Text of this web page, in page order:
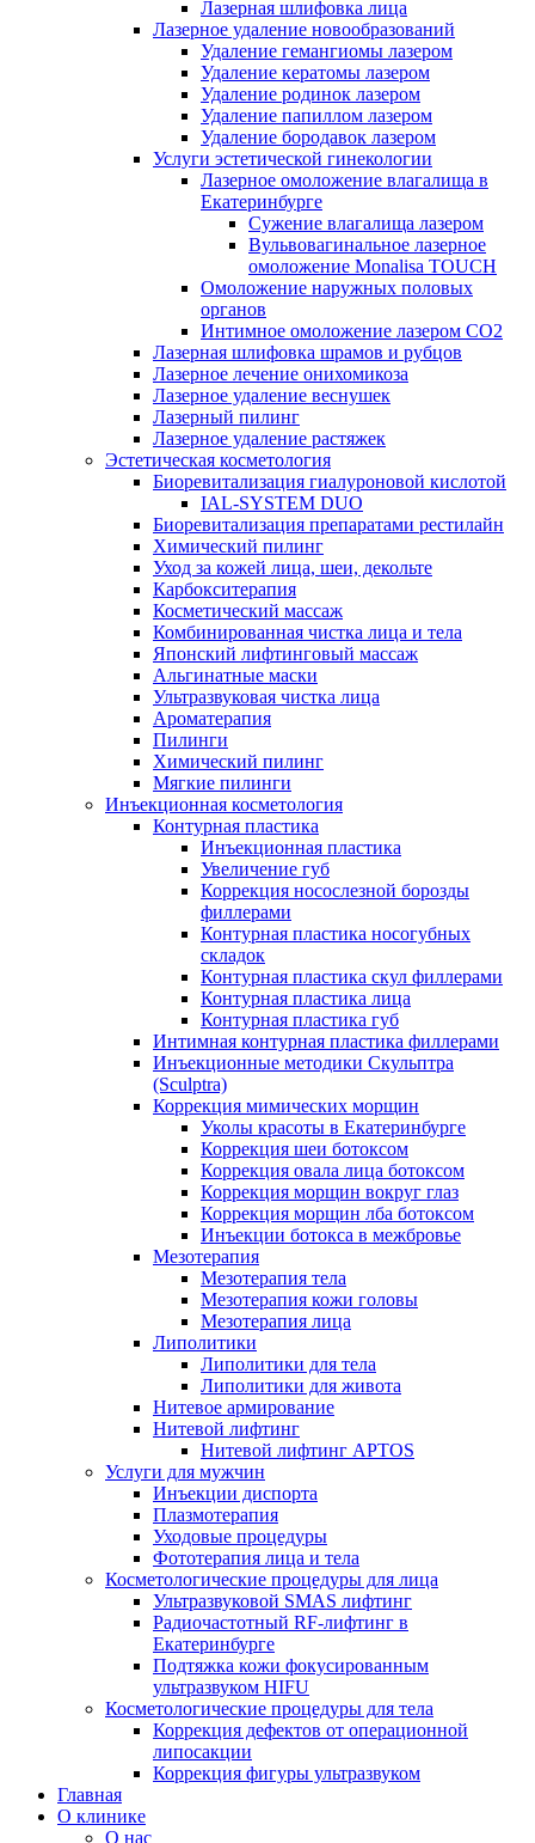
Лазерная шлифовка лица
Лазерное удаление новообразований
Удаление гемангиомы лазером
Удаление кератомы лазером
Удаление родинок лазером
Удаление папиллом лазером
Удаление бородавок лазером
Услуги эстетической гинекологии
Лазерное омоложение влагалища в
Екатеринбурге
Cужение влагалища лазером
Вульвовагинальное лазерное
омоложение Monalisa TOUCH
Омоложение наружных половых
органов
Интимное омоложение лазером СО2
Лазерная шлифовка шрамов и рубцов
Лазерное лечение онихомикоза
Лазерное удаление веснушек
Лазерный пилинг
Лазерное удаление растяжек
Эстетическая косметология
Биоревитализация гиалуроновой кислотой
IAL-SYSTEM DUO
Биоревитализация препаратами рестилайн
Химический пилинг
Уход за кожей лица, шеи, декольте
Карбокситерапия
Косметический массаж
Комбинированная чистка лица и тела
Японский лифтинговый массаж
Альгинатные маски
Ультразвуковая чистка лица
Ароматерапия
Пилинги
Химический пилинг
Мягкие пилинги
Инъекционная косметология
Контурная пластика
Инъекционная пластика
Увеличение губ
Коррекция носослезной борозды
филлерами
Контурная пластика носогубных
складок
Контурная пластика скул филлерами
Контурная пластика лица
Контурная пластика губ
Интимная контурная пластика филлерами
Инъекционные методики Скульптра
(Sculptra)
Коррекция мимических морщин
Уколы красоты в Екатеринбурге
Коррекция шеи ботоксом
Коррекция овала лица ботоксом
Коррекция морщин вокруг глаз
Коррекция морщин лба ботоксом
Инъекции ботокса в межбровье
Мезотерапия
Мезотерапия тела
Мезотерапия кожи головы
Мезотерапия лица
Липолитики
Липолитики для тела
Липолитики для живота
Нитевое армирование
Нитевой лифтинг
Нитевой лифтинг APTOS
Услуги для мужчин
Инъекции диспорта
Плазмотерапия
Уходовые процедуры
Фототерапия лица и тела
Косметологические процедуры для лица
Ультразвуковой SMAS лифтинг
Радиочастотный RF-лифтинг в
Екатеринбурге
Подтяжка кожи фокусированным
ультразвуком HIFU
Косметологические процедуры для тела
Коррекция дефектов от операционной
липосакции
Коррекция фигуры ультразвуком
Главная
О клинике
О нас